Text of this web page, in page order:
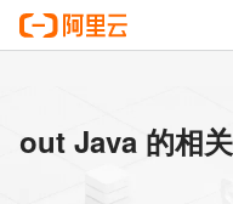
out Java 的相